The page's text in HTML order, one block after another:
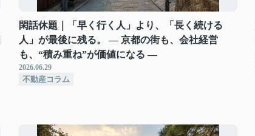
閑話休題｜「早く行く人」より、「長く続ける
人」が最後に残る。 ― 京都の街も、会社経営
も、“積み重ね”が価値になる ―
2026.06.29
不動産コラム